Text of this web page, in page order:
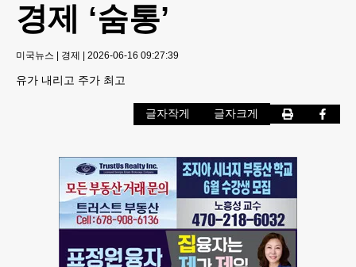
경제 ‘숨통’
미국뉴스 | 경제 | 2026-06-16 09:27:39
유가 내리고 주가 최고
글자작게 글자크게